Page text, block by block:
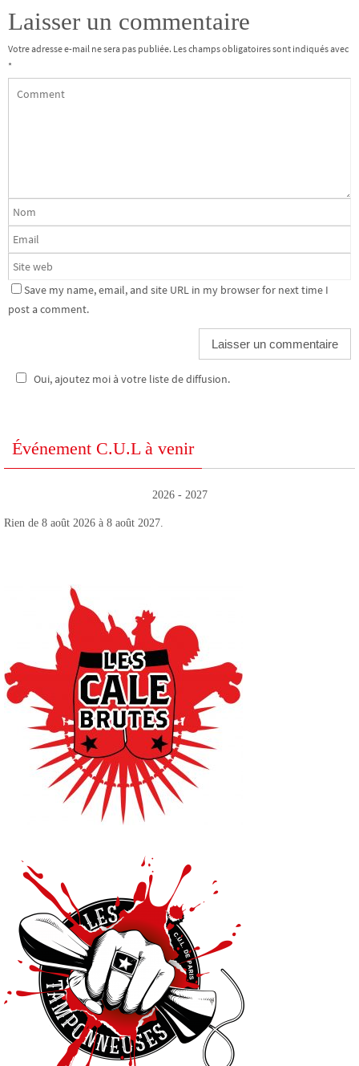
Laisser un commentaire
Votre adresse e-mail ne sera pas publiée. Les champs obligatoires sont indiqués avec
*
Save my name, email, and site URL in my browser for next time I
post a comment.
Oui, ajoutez moi à votre liste de diffusion.
Événement C.U.L à venir
2026 - 2027
Rien de 8 août 2026 à 8 août 2027.